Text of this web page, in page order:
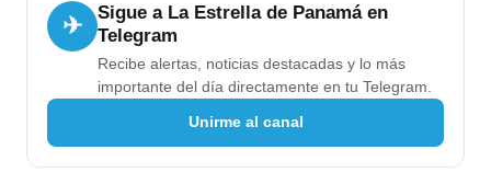
✈
Sigue a La Estrella de Panamá en
Telegram
Recibe alertas, noticias destacadas y lo más
importante del día directamente en tu Telegram.
Unirme al canal